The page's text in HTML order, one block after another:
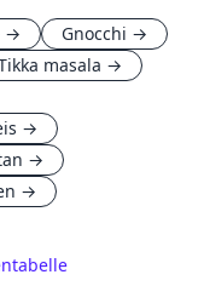
→ Gnocchi →
masala →
→
→
→